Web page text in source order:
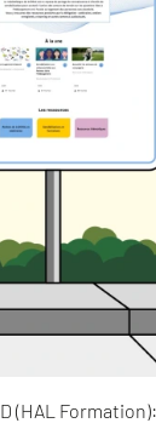
(HAL